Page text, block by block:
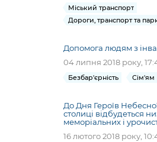
Міський транспорт
Дороги, транспорт та
Допомога людям з
04 липня 2018 року,
Безбар'єрність Сім'ям
До Дня Героїв
столиці відбудеться
меморіальних і
16 лютого 2018 року,